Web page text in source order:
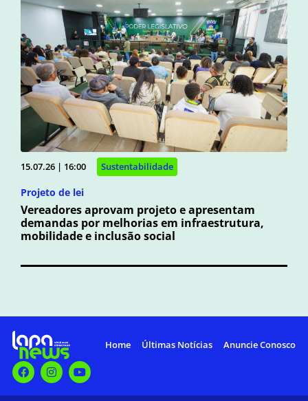
15.07.26 | 16:00 Sustentabilidade
Projeto de lei
Vereadores aprovam projeto e apresentam
demandas por melhorias em infraestrutura,
mobilidade e inclusão social
Home Últimas Notícias Anuncie Conosco